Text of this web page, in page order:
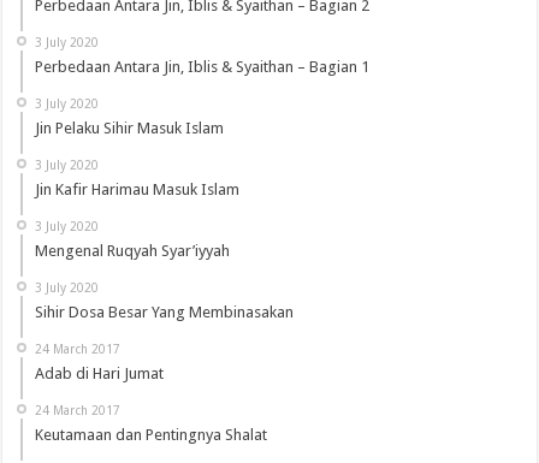
Perbedaan Antara Jin, Iblis & Syaithan – Bagian 2
3 July 2020
Perbedaan Antara Jin, Iblis & Syaithan – Bagian 1
3 July 2020
Jin Pelaku Sihir Masuk Islam
3 July 2020
Jin Kafir Harimau Masuk Islam
3 July 2020
Mengenal Ruqyah Syar’iyyah
3 July 2020
Sihir Dosa Besar Yang Membinasakan
24 March 2017
Adab di Hari Jumat
24 March 2017
Keutamaan dan Pentingnya Shalat